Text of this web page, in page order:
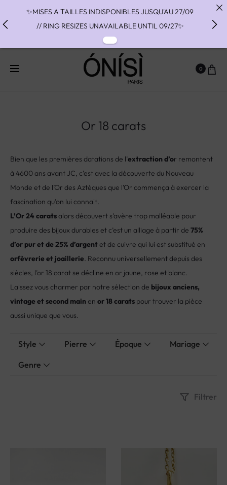
0
Or 18 carats
Bien que les premières datations de l’ extraction d’o
r remontent
à 4600 ans avant JC, c’est avec la découverte du Nouveau
Monde et de l’Or des Aztèques que l’Or commença à exercer la
fascination qu’on lui connait.
L’Or 24 carats
alors découvert s’avère trop malléable pour
produire des bijoux durables et c’est un alliage à partir de 75%
d’or pur et de 25% d’argent
et de cuivre qui lui est substitué en
orfèvrerie et joaillerie
. Reconnu universellement depuis des
siècles, l’or 18 carat se décline en or jaune, rose et blanc.
Laissez vous charmer par notre sélection de
bijoux anciens,
vintage et second main
or 18 carats
pour trouver la pièce
aussi unique que vous.
Style Pierre Époque Mariage
Genre
Filtrer
✨MISES A TAILLES INDISPONIBLES JUSQU'AU 27/09
// RING RESIZES UNAVAILABLE UNTIL 09/27✨
✨ FAST SHIPPING TO THE US WITH DHL EXPRESS -
NO SUPRISE DUTIES AT DELIVERY ✨
✨ PAIEMENT EN 3 OU 4 FOIS SANS FRAIS AVEC